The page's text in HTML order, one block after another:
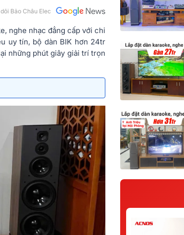
Bảo Châu Elec
nghe nhạc đẳng cấp với chi
uy tín, bộ dàn BIK hơn 24tr
những phút giây giải trí trọn